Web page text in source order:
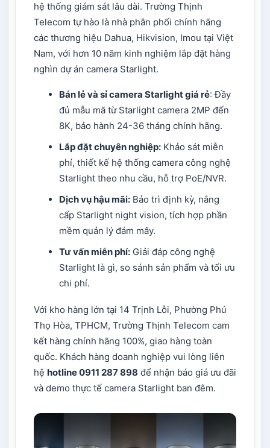
hệ thống giám sát lâu dài. Trường Thịnh
Telecom tự hào là nhà phân phối chính hãng
các thương hiệu Dahua, Hikvision, Imou tại Việt
Nam, với hơn 10 năm kinh nghiệm lắp đặt hàng
nghìn dự án camera Starlight.
Bán lẻ và sỉ camera Starlight giá rẻ: Đầy
đủ mẫu mã từ Starlight camera 2MP đến
8K, bảo hành 24-36 tháng chính hãng.
Lắp đặt chuyên nghiệp:Khảo sát miễn
phí, thiết kế hệ thống camera công nghệ
Starlight theo nhu cầu, hỗ trợ PoE/NVR.
Dịch vụ hậu mãi:Bảo trì định kỳ, nâng
cấp Starlight night vision, tích hợp phần
mềm quản lý đám mây.
Tư vấn miễn phí:Giải đáp công nghệ
Starlight là gì, so sánh sản phẩm và tối ưu
chi phí.
Với kho hàng lớn tại 14 Trịnh Lỗi, Phường Phú
Thọ Hòa, TPHCM, Trường Thịnh Telecom cam
kết hàng chính hãng 100%, giao hàng toàn
quốc. Khách hàng doanh nghiệp vui lòng liên
hệ hotline 0911 287 898 để nhận báo giá ưu đãi
và demo thực tế camera Starlight ban đêm.